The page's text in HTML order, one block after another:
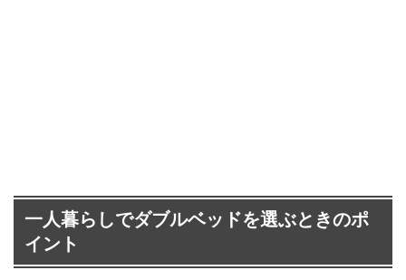
一人暮らしでダブルベッドを選ぶときのポ
イント